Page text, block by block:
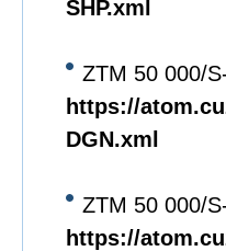
SHP.xml
ZTM 50 000/
https://
DGN.xml
ZTM 50 000/
https://